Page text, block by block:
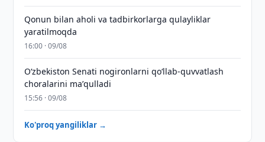
Qonun bilan aholi va tadbirkorlarga qulayliklar
yaratilmoqda
16:00 · 09/08
Oʻzbekiston Senati nogironlarni qoʻllab-quvvatlash
choralarini maʼqulladi
15:56 · 09/08
Ko'proq yangiliklar →